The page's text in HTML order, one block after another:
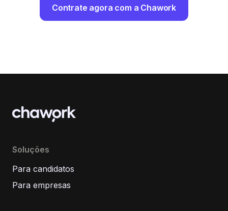
Contrate agora com a Chawork
Soluções
Para candidatos
Para empresas